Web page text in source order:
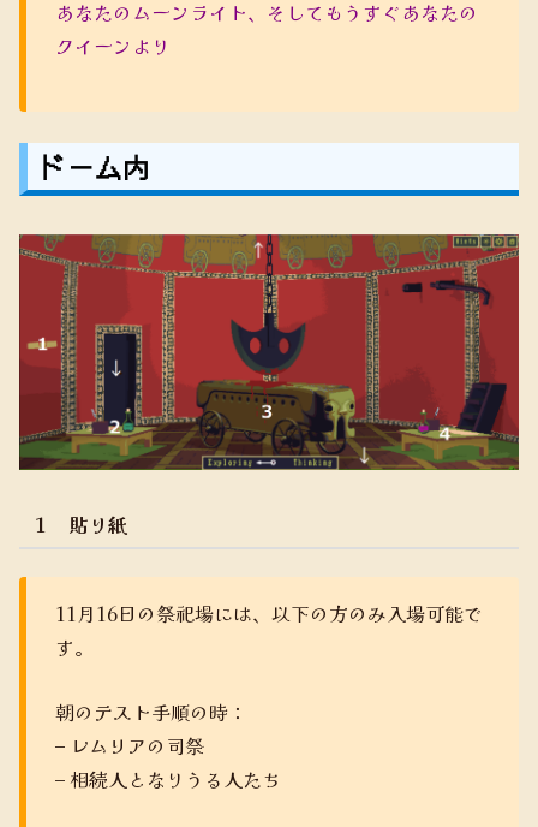
あなたのムーンライト、そしてもうすぐあなたの
クイーンより
ドーム内
１ 貼り紙
11月16日の祭祀場には、以下の方のみ入場可能で
す。
朝のテスト手順の時：
– レムリアの司祭
– 相続人となりうる人たち